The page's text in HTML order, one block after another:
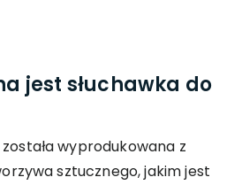
jest słuchawka do
wyprodukowana z
sztucznego, jakim jest